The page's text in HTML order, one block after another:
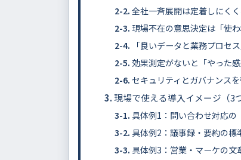
全社一斉展開は定着しにく
現場不在の意思決定は「使
「良いデータと業務プロセ
効果測定がないと「やった
セキュリティとガバナンス
現場で使える導入イメージ（3
具体例1：問い合わせ対応の
具体例2：議事録・要約の標
具体例3：営業・マーケの文